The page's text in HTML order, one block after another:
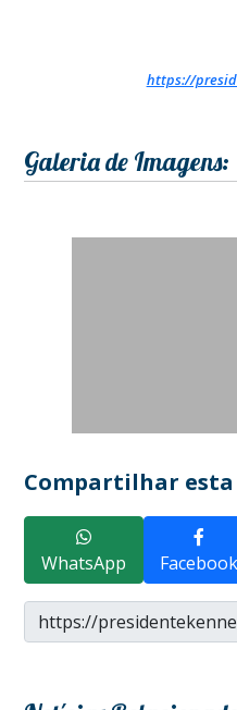
https://
Galeria de Imagens:
Compartilhar
WhatsApp Facebook